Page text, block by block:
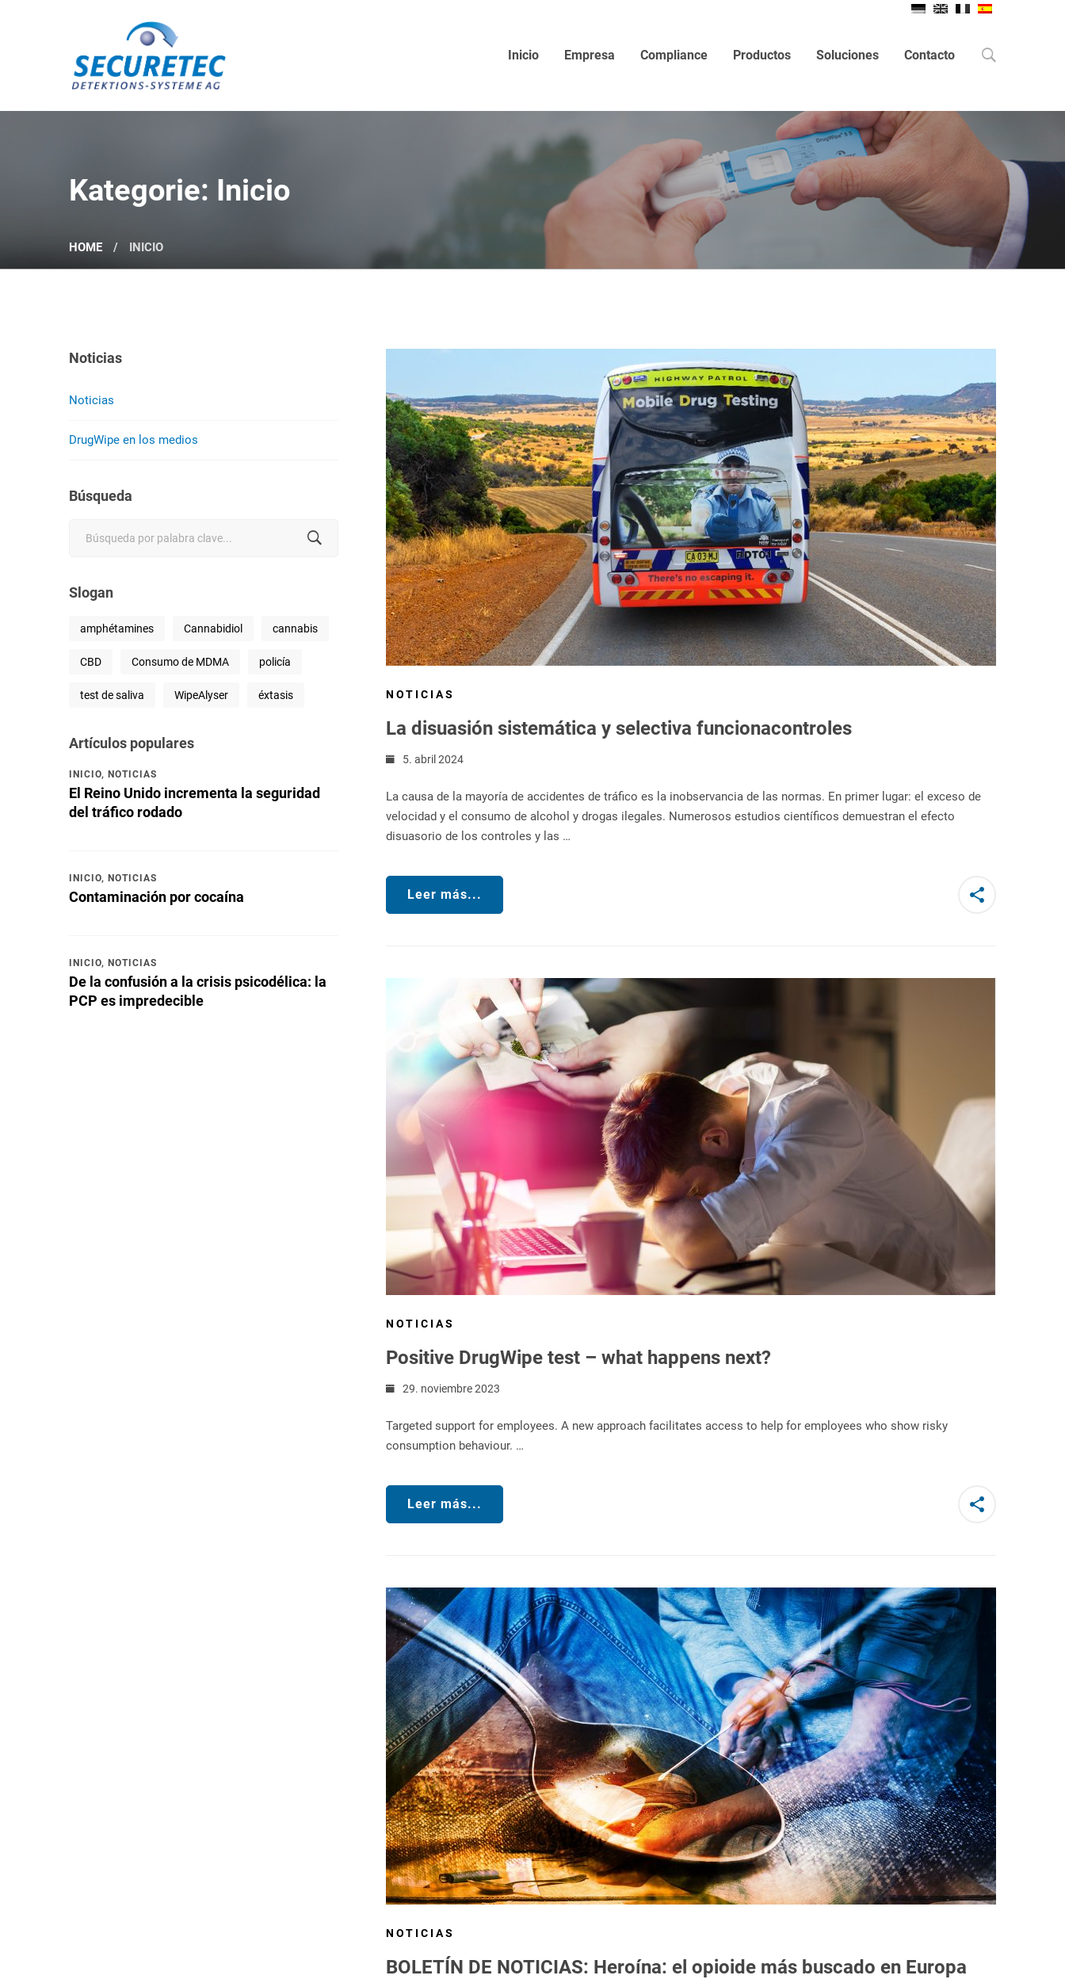
Inicio Empresa Compliance Productos Soluciones Contacto
Kategorie: Inicio
HOME INICIO
Noticias
Noticias
DrugWipe en los medios
Búsqueda
Slogan
amphétamines Cannabidiol cannabis
CBD Consumo de MDMA policía
test de saliva WipeAlyser éxtasis
Artículos populares
INICIO, NOTICIAS
El Reino Unido incrementa la seguridad
del tráfico rodado
INICIO, NOTICIAS
Contaminación por cocaína
INICIO, NOTICIAS
De la confusión a la crisis psicodélica: la
PCP es impredecible
NOTICIAS
La disuasión sistemática y selectiva funcionacontroles
5. abril 2024
La causa de la mayoría de accidentes de tráfico es la inobservancia de las normas. En primer lugar: el exceso de
velocidad y el consumo de alcohol y drogas ilegales. Numerosos estudios científicos demuestran el efecto
disuasorio de los controles y las …
Leer más...
NOTICIAS
Positive DrugWipe test – what happens next?
29. noviembre 2023
Targeted support for employees. A new approach facilitates access to help for employees who show risky
consumption behaviour. …
Leer más...
NOTICIAS
BOLETÍN DE NOTICIAS: Heroína: el opioide más buscado en Europa